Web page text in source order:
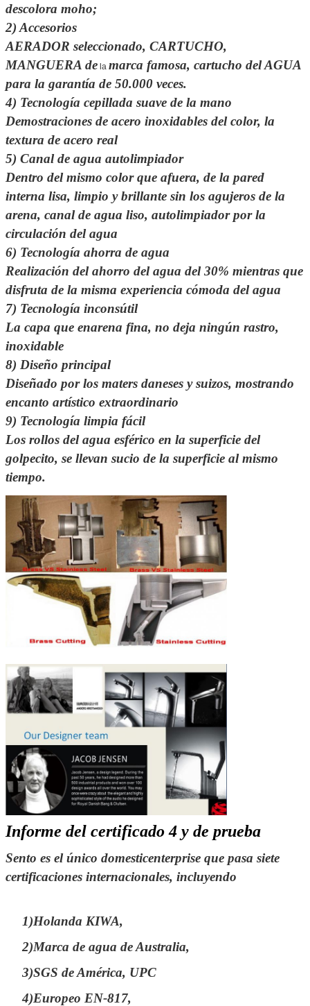
descolora moho;
2) Accesorios
AERADOR seleccionado, CARTUCHO,
MANGUERA de la marca famosa, cartucho del AGUA
para la garantía de 50.000 veces.
4) Tecnología cepillada suave de la mano
Demostraciones de acero inoxidables del color, la
textura de acero real
5) Canal de agua autolimpiador
Dentro del mismo color que afuera, de la pared
interna lisa, limpio y brillante sin los agujeros de la
arena, canal de agua liso, autolimpiador por la
circulación del agua
6) Tecnología ahorra de agua
Realización del ahorro del agua del 30% mientras que
disfruta de la misma experiencia cómoda del agua
7) Tecnología inconsútil
La capa que enarena fina, no deja ningún rastro,
inoxidable
8) Diseño principal
Diseñado por los maters daneses y suizos, mostrando
encanto artístico extraordinario
9) Tecnología limpia fácil
Los rollos del agua esférico en la superficie del
golpecito, se llevan sucio de la superficie al mismo
tiempo.
Informe del certificado 4 y de prueba
Sento es el único domesticenterprise que pasa siete
certificaciones internacionales, incluyendo
1)Holanda KIWA,
2)Marca de agua de Australia,
3)SGS de América, UPC
4)Europeo EN-817,